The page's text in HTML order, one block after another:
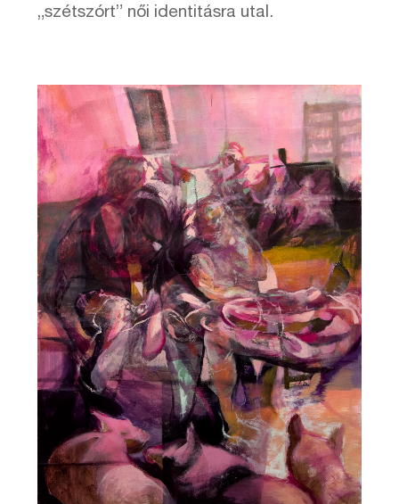
„szétszórt” női identitásra utal.